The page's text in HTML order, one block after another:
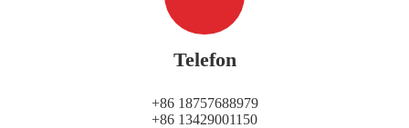
Telefon
+86 18757688979
+86 13429001150